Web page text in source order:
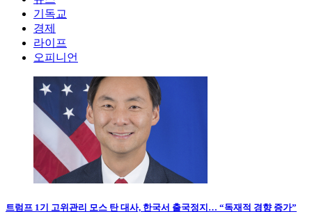
기독교
경제
라이프
오피니언
트럼프 1기 고위관리 모스 탄 대사, 한국서 출국정지… “독재적 경향 증가”